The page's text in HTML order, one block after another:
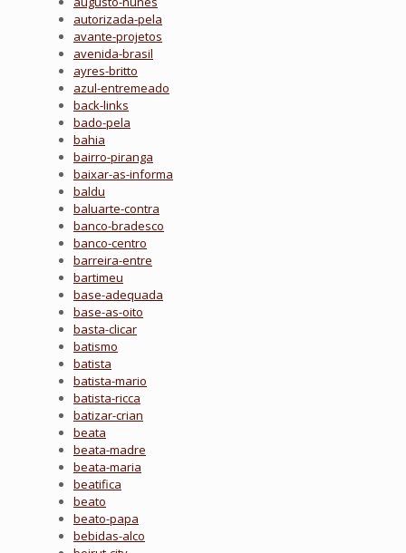
autorizada-pela
avante-projetos
avenida-brasil
ayres-britto
azul-entremeado
back-links
bado-pela
bahia
bairro-piranga
baixar-as-informa
baldu
baluarte-contra
banco-bradesco
banco-centro
barreira-entre
bartimeu
base-adequada
base-as-oito
basta-clicar
batismo
batista
batista-mario
batista-ricca
batizar-crian
beata
beata-madre
beata-maria
beatifica
beato
beato-papa
bebidas-alco